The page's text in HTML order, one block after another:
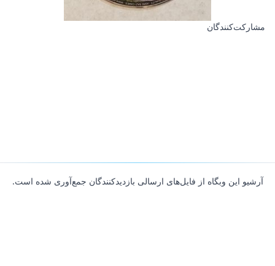
مشارکت‌کنندگان
آرشیو این وبگاه از فایل‌های ارسالی بازدیدکنندگان جمع‌آوری شده است.